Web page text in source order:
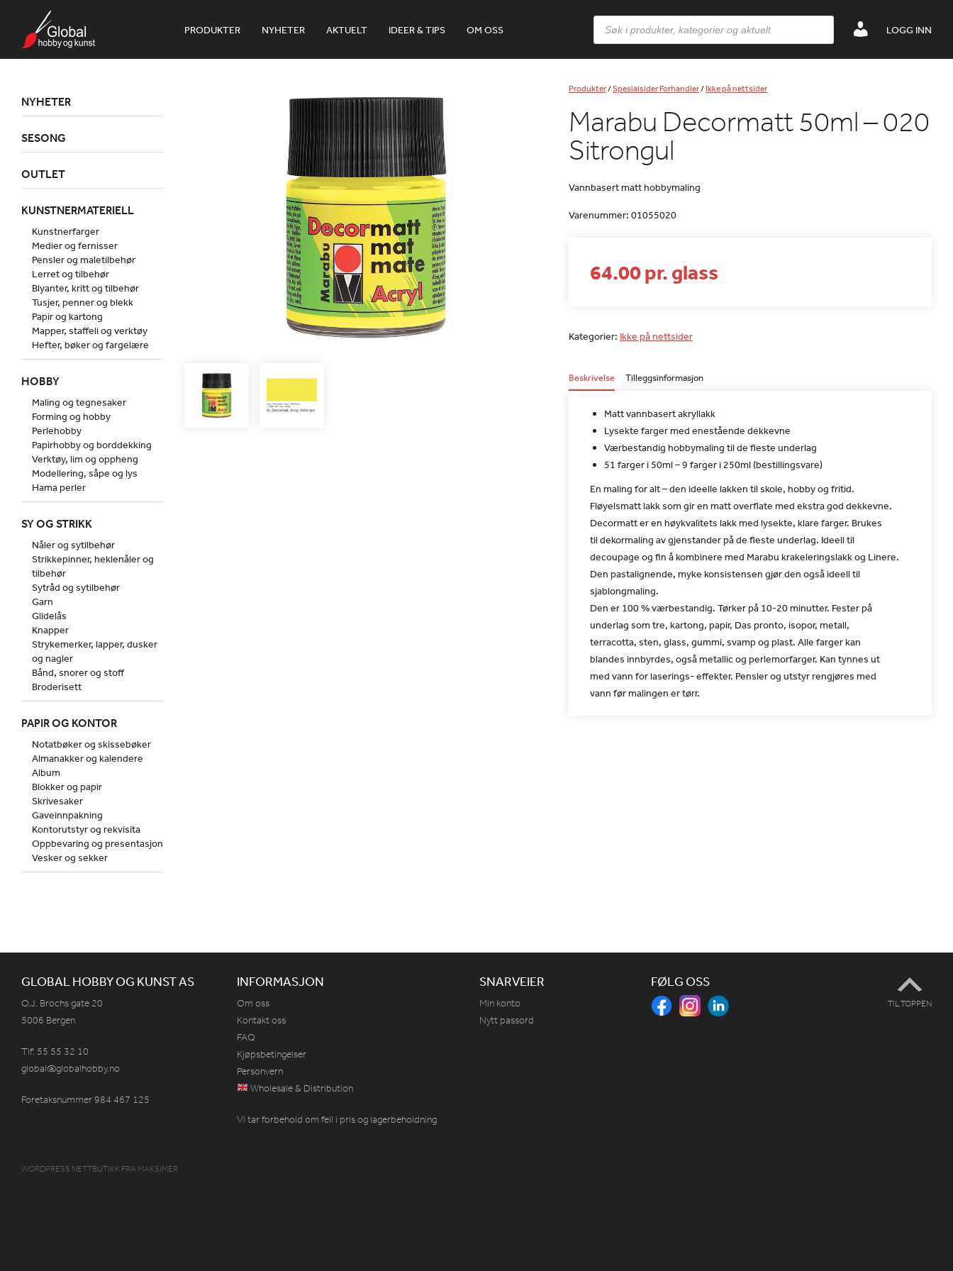
PRODUKTER NYHETER AKTUELT IDEER & TIPS OM OSS LOGG INN
Products
search
Produkter/Spesialsider Forhandler/Ikke på nettsider
Marabu Decormatt 50ml – 020
Sitrongul
Vannbasert matt hobbymaling
Varenummer: 01055020
64.00 pr. glass
Kategorier: Ikke på nettsider
Beskrivelse Tilleggsinformasjon
Matt vannbasert akryllakk
Lysekte farger med enestående dekkevne
Værbestandig hobbymaling til de fleste underlag
51 farger i 50ml – 9 farger i 250ml (bestillingsvare)
En maling for alt – den ideelle lakken til skole, hobby og fritid.
Fløyelsmatt lakk som gir en matt overflate med ekstra god dekkevne.
Decormatt er en høykvalitets lakk med lysekte, klare farger. Brukes
til dekormaling av gjenstander på de fleste underlag. Ideell til
decoupage og fin å kombinere med Marabu krakeleringslakk og Linere.
Den pastalignende, myke konsistensen gjør den også ideell til
sjablongmaling.
Den er 100 % værbestandig. Tørker på 10-20 minutter. Fester på
underlag som tre, kartong, papir, Das pronto, isopor, metall,
terracotta, sten, glass, gummi, svamp og plast. Alle farger kan
blandes innbyrdes, også metallic og perlemorfarger. Kan tynnes ut
med vann for laserings- effekter. Pensler og utstyr rengjøres med
vann før malingen er tørr.
NYHETER
SESONG
OUTLET
KUNSTNERMATERIELL
Kunstnerfarger
Medier og fernisser
Pensler og maletilbehør
Lerret og tilbehør
Blyanter, kritt og tilbehør
Tusjer, penner og blekk
Papir og kartong
Mapper, staffeli og verktøy
Hefter, bøker og fargelære
HOBBY
Maling og tegnesaker
Forming og hobby
Perlehobby
Papirhobby og borddekking
Verktøy, lim og oppheng
Modellering, såpe og lys
Hama perler
SY OG STRIKK
Nåler og sytilbehør
Strikkepinner, heklenåler og
tilbehør
Sytråd og sytilbehør
Garn
Glidelås
Knapper
Strykemerker, lapper, dusker
og nagler
Bånd, snorer og stoff
Broderisett
PAPIR OG KONTOR
Notatbøker og skissebøker
Almanakker og kalendere
Album
Blokker og papir
Skrivesaker
Gaveinnpakning
Kontorutstyr og rekvisita
Oppbevaring og presentasjon
Vesker og sekker
GLOBAL HOBBY OG KUNST AS
O.J. Brochs gate 20
5006 Bergen
Tlf: 55 55 32 10
global@globalhobby.no
Foretaksnummer 984 467 125
INFORMASJON
Om oss
Kontakt oss
FAQ
Kjøpsbetingelser
Personvern
Wholesale & Distribution
Vi tar forbehold om feil i pris og lagerbeholdning
SNARVEIER
Min konto
Nytt passord
FØLG OSS
TIL TOPPEN
WORDPRESS NETTBUTIKK FRA MAKSIMER